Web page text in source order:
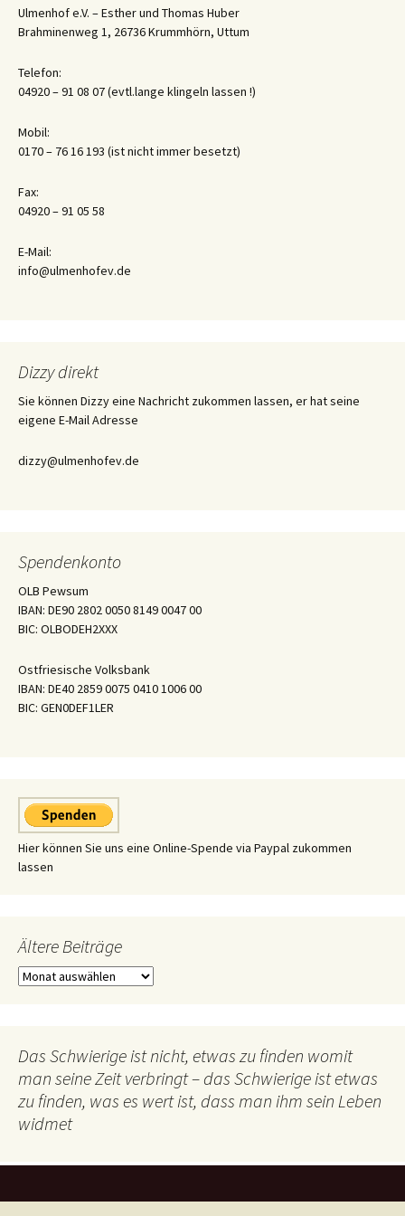
Ulmenhof e.V. – Esther und Thomas Huber
Brahminenweg 1, 26736 Krummhörn, Uttum
Telefon:
04920 – 91 08 07 (evtl.lange klingeln lassen !)
Mobil:
0170 – 76 16 193 (ist nicht immer besetzt)
Fax:
04920 – 91 05 58
E-Mail:
info@ulmenhofev.de
Dizzy direkt
Sie können Dizzy eine Nachricht zukommen lassen, er hat seine
eigene E-Mail Adresse
dizzy@ulmenhofev.de
Spendenkonto
OLB Pewsum
IBAN: DE90 2802 0050 8149 0047 00
BIC: OLBODEH2XXX
Ostfriesische Volksbank
IBAN: DE40 2859 0075 0410 1006 00
BIC: GEN0DEF1LER
Hier können Sie uns eine Online-Spende via Paypal zukommen
lassen
Ältere Beiträge
Ältere
Das Schwierige ist nicht, etwas zu finden womit
man seine Zeit verbringt – das Schwierige ist etwas
zu finden, was es wert ist, dass man ihm sein Leben
widmet